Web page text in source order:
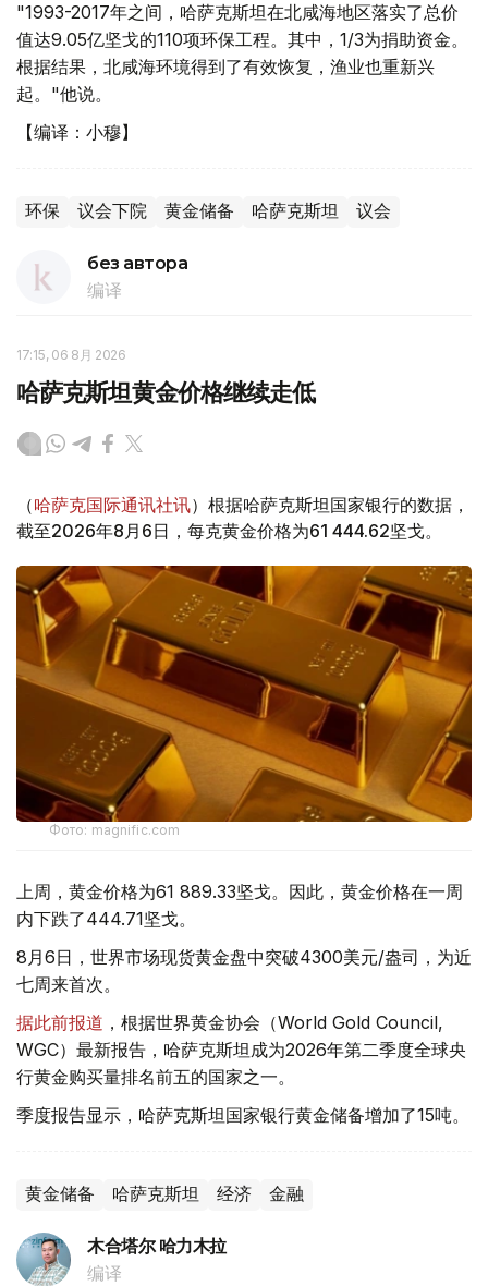
"1993-2017年之间，哈萨克斯坦在北咸海地区落实了总价
值达9.05亿坚戈的110项环保工程。其中，1/3为捐助资金。
根据结果，北咸海环境得到了有效恢复，渔业也重新兴
起。"他说。
【编译：小穆】
环保 议会下院 黄金储备 哈萨克斯坦 议会
без автора
编译
17:15, 06 8月 2026
哈萨克斯坦黄金价格继续走低
（哈萨克国际通讯社讯）根据哈萨克斯坦国家银行的数据，
截至2026年8月6日，每克黄金价格为61 444.62坚戈。
Фото: magnific.com
上周，黄金价格为61 889.33坚戈。因此，黄金价格在一周
内下跌了444.71坚戈。
8月6日，世界市场现货黄金盘中突破4300美元/盎司，为近
七周来首次。
据此前报道 ，根据世界黄金协会（World Gold Council,
WGC）最新报告，哈萨克斯坦成为2026年第二季度全球央
行黄金购买量排名前五的国家之一。
季度报告显示，哈萨克斯坦国家银行黄金储备增加了15吨。
黄金储备 哈萨克斯坦 经济 金融
木合塔尔 哈力木拉
编译